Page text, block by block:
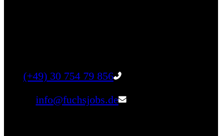
(+49) 30 754 79 856
info@fuchsjobs.de